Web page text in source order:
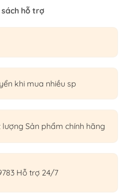
sách hỗ trợ
khi mua nhiều sp
Sản phẩm chính hãng
Hỗ trợ 24/7